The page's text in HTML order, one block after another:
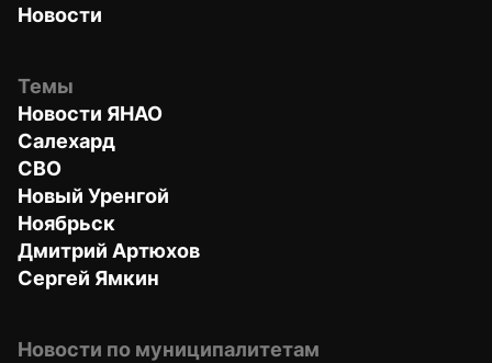
Новости
Темы
Новости ЯНАО
Салехард
СВО
Новый Уренгой
Ноябрьск
Дмитрий Артюхов
Сергей Ямкин
Новости по муниципалитетам